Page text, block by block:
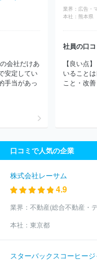
会社だけあ
安定してい
手当があっ
業界：
本社： 熊本県
社員の口コ
【良い点
いること
こと・改
口コミで人気の企業
株式会社レーサム
4.9
業界： 不動産(総合不動産・
本社： 東京都
スターバックスコーヒー